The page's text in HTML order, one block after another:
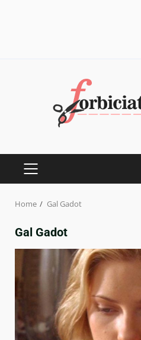
PRIMARY
Home Gal Gadot
Gal Gadot